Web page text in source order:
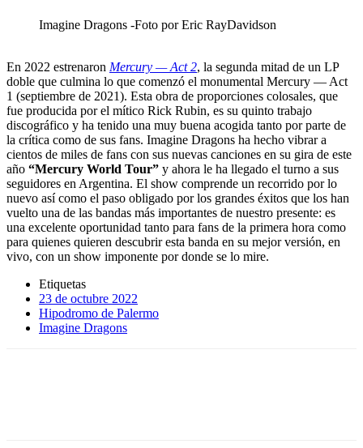
Imagine Dragons -Foto por Eric RayDavidson
En 2022 estrenaron Mercury — Act 2, la segunda mitad de un LP
doble que culmina lo que comenzó el monumental Mercury — Act
1 (septiembre de 2021). Esta obra de proporciones colosales, que
fue producida por el mítico Rick Rubin, es su quinto trabajo
discográfico y ha tenido una muy buena acogida tanto por parte de
la crítica como de sus fans. Imagine Dragons ha hecho vibrar a
cientos de miles de fans con sus nuevas canciones en su gira de este
año “Mercury World Tour” y ahora le ha llegado el turno a sus
seguidores en Argentina. El show comprende un recorrido por lo
nuevo así como el paso obligado por los grandes éxitos que los han
vuelto una de las bandas más importantes de nuestro presente: es
una excelente oportunidad tanto para fans de la primera hora como
para quienes quieren descubrir esta banda en su mejor versión, en
vivo, con un show imponente por donde se lo mire.
Etiquetas
23 de octubre 2022
Hipodromo de Palermo
Imagine Dragons